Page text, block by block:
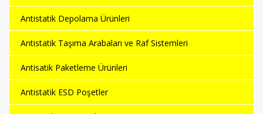
Antistatik Depolama Ürünleri
Antistatik Taşıma Arabaları ve Raf Sistemleri
Antisatik Paketleme Ürünleri
Antistatik ESD Poşetler